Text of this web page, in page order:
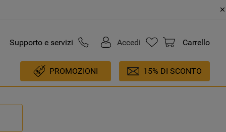
Supporto e servizi Accedi Carrello
PROMOZIONI 15% DI SCONTO